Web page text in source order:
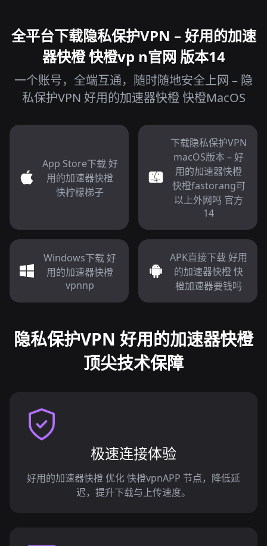
全平台下载隐私保护VPN – 好用的加速
器快橙 快橙vp n官网 版本14
一个账号，全端互通，随时随地安全上网 – 隐
私保护VPN 好用的加速器快橙 快橙MacOS
App Store下载 好
用的加速器快橙
快柠檬梯子
下载隐私保护VPN
macOS版本 – 好
用的加速器快橙
快橙fastorang可
以上外网吗 官方
14
Windows下载 好
用的加速器快橙
vpnnp
APK直接下载 好用
的加速器快橙 快
橙加速器要钱吗
隐私保护VPN 好用的加速器快橙
顶尖技术保障
极速连接体验
好用的加速器快橙 优化 快橙vpnAPP 节点，降低延
迟，提升下载与上传速度。